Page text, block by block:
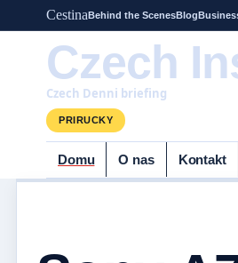
CestinaBehind the ScenesBlog
Czech
Czech Denni briefing
PRIRUCKY
Domu O nas Kontakt